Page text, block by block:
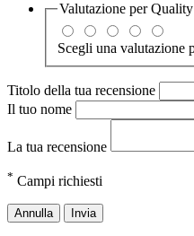
Valutazione perQuality
Scegli una valutazione
Titolo della tua recensione
Il tuo nome
La tua recensione
* Campi richiesti
Annulla Invia